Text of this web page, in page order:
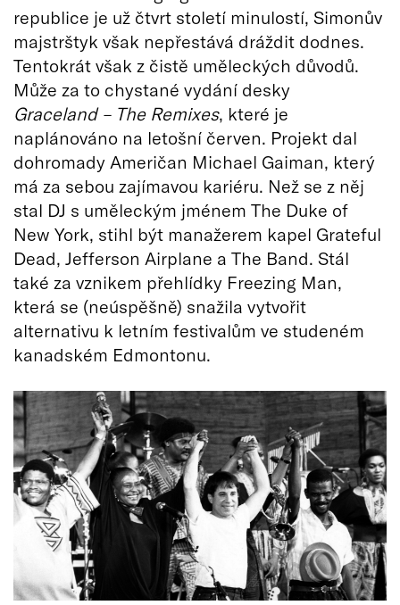
republice je už čtvrt století minulostí, Simonův
majstrštyk však nepřestává dráždit dodnes.
Tentokrát však z čistě uměleckých důvodů.
Může za to chystané vydání desky
Graceland – The Remixes, které je
naplánováno na letošní červen. Projekt dal
dohromady Američan Michael Gaiman, který
má za sebou zajímavou kariéru. Než se z něj
stal DJ s uměleckým jménem The Duke of
New York, stihl být manažerem kapel Grateful
Dead, Jefferson Airplane a The Band. Stál
také za vznikem přehlídky Freezing Man,
která se (neúspěšně) snažila vytvořit
alternativu k letním festivalům ve studeném
kanadském Edmontonu.